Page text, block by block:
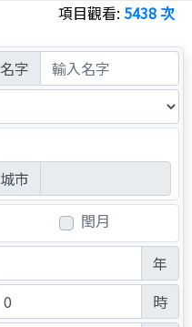
項目觀看: 5438 次
名字
城市
閏月
年
時